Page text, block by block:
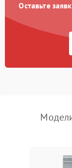
Не работает
Сбои в работе
Оставьте